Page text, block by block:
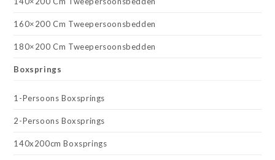
160×200 Cm Tweepersoonsbedden
180×200 Cm Tweepersoonsbedden
Boxsprings
1-Persoons Boxsprings
2-Persoons Boxsprings
140x200cm Boxsprings